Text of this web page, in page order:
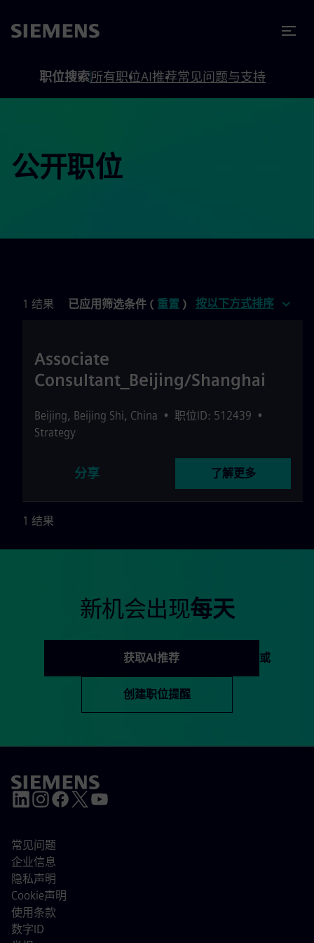
职位搜索所有职位AI推荐常见问题与支持
公开职位
1 结果 已应用筛选条件 ( 重置 ) 按以下方式排序
Associate
Consultant_Beijing/Shanghai
Beijing, Beijing Shi, China • 职位ID: 512439 •
Strategy
分享 了解更多
1 结果
新机会出现每天
获取AI推荐 或
创建职位提醒
常见问题
企业信息
隐私声明
Cookie声明
使用条款
数字ID